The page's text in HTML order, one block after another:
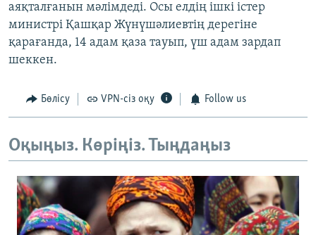
аяқталғанын мәлімдеді. Осы елдің ішкі істер
министрі Қашқар Жүнүшәлиевтің дерегіне
қарағанда, 14 адам қаза тауып, үш адам зардап
шеккен.
Бөлісу VPN-сіз оқу Follow us
Оқыңыз. Көріңіз. Тыңдаңыз